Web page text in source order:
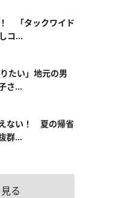
「タックワイド
コ...
たい」地元の男
さ...
ない！ 夏の帰省
群...
る